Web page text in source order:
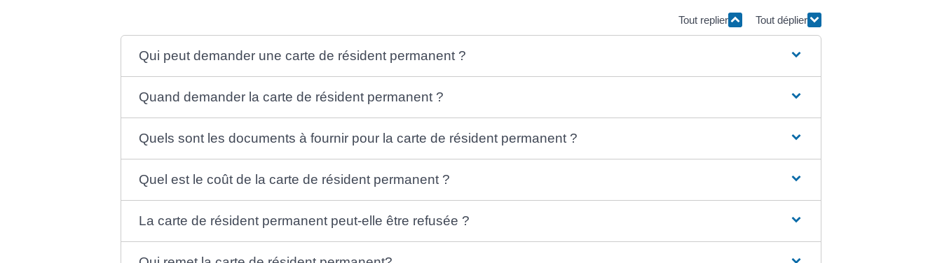
Tout replier Tout déplier
Qui peut demander une carte de résident permanent ?
Quand demander la carte de résident permanent ?
Quels sont les documents à fournir pour la carte de résident permanent ?
Quel est le coût de la carte de résident permanent ?
La carte de résident permanent peut-elle être refusée ?